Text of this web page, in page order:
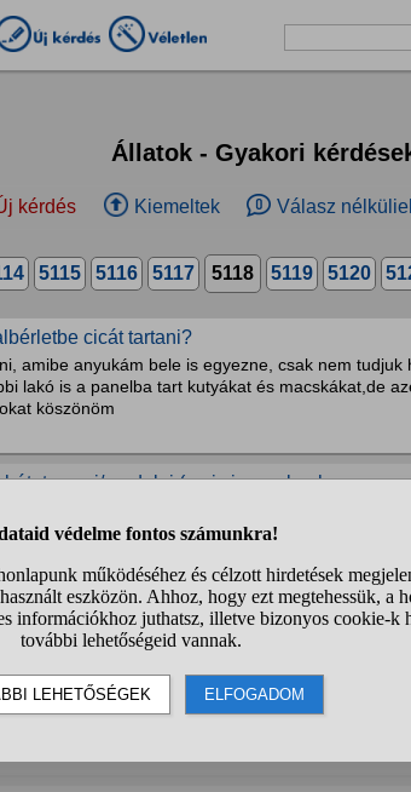
Állatok - Gyakori
kérdés Kiemeltek Válasz
5115 5116 5117 5118 5119 5120
cicát tartani?
amibe anyukám bele is egyezne, csak nem tudjuk
lakó is a panelba tart kutyákat és macskákat,de
köszönöm
venni/rendelni (ami viszonylag hamar
egy kissebb csapat páncëlos harcsa.
cannin tol büdös a szája? 1 hónapja kapja azt és